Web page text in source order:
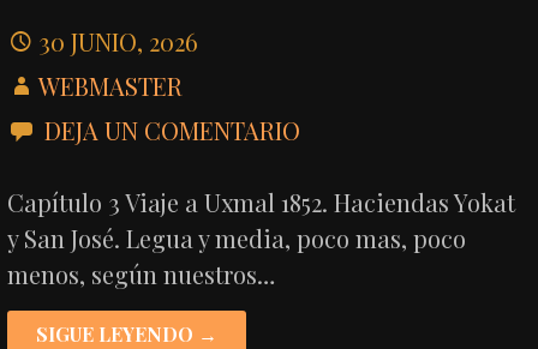
30 JUNIO, 2026
WEBMASTER
DEJA UN COMENTARIO
Capítulo 3 Viaje a Uxmal 1852. Haciendas Yokat
y San José. Legua y media, poco mas, poco
menos, según nuestros…
SIGUE LEYENDO →